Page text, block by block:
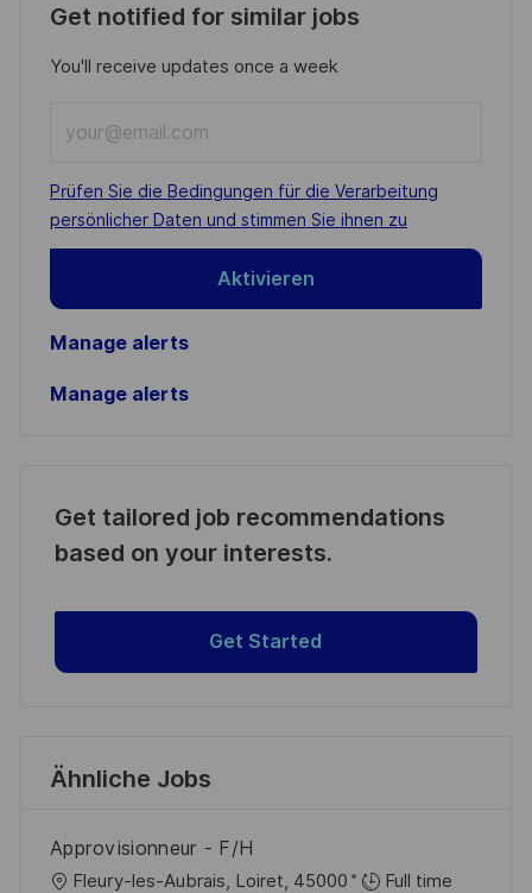
Get notified for similar jobs
You'll receive updates once a week
Email
address
(Required)
Required
Prüfen Sie die Bedingungen für die Verarbeitung
persönlicher Daten und stimmen Sie ihnen zu
Aktivieren
Manage alerts
Manage alerts
Get tailored job recommendations
based on your interests.
Get Started
Ähnliche Jobs
Approvisionneur - F/H
O Fleury-les-Aubrais, Loiret, 45000
Full time